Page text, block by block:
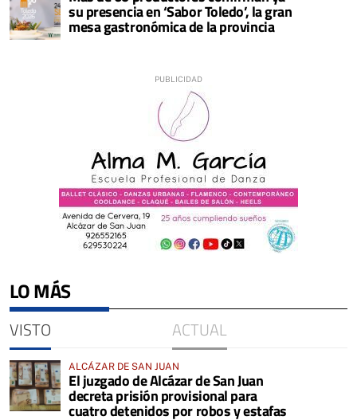
su presencia en ‘Sabor Toledo’, la gran
mesa gastronómica de la provincia
LO MÁS
VISTO ACTUAL
ALCÁZAR DE SAN JUAN
El juzgado de Alcázar de San Juan
decreta prisión provisional para
cuatro detenidos por robos y estafas